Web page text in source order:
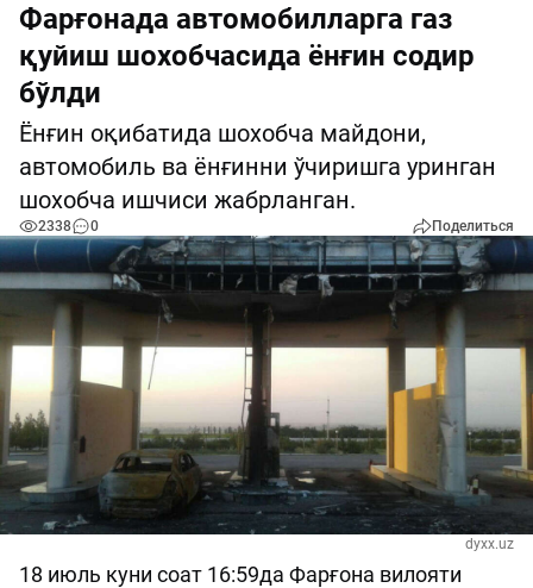
Фарғонада автомобилларга газ
қуйиш шохобчасида ёнғин содир
бўлди
Ёнғин оқибатида шохобча майдони,
автомобиль ва ёнғинни ўчиришга уринган
шохобча ишчиси жабрланган.
2338 0 Поделиться
dyxx.uz
18 июль куни соат 16:59да Фарғона вилояти